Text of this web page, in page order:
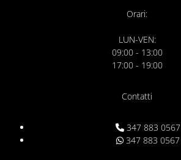
Orari:
LUN-VEN:
09:00 - 13:00
17:00 - 19:00
Contatti
347 883 0567
347 883 0567